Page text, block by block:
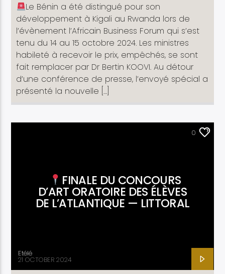
Le Bénin a été distingué pour son
développement à Kigali au Rwanda lors de
l’évènement l’Africain Business Forum qui s’est
tenu du 14 au 15 octobre 2024. Les ministres
habileté à recevoir le prix, empêchés, se sont
fait remplacer par Dr Bertin KOOVI. Au détour
d’une conférence de presse, l’envoyé spécial a
présenté la nouvelle […]
0
FINALE DU CONCOURS
D’ART ORATOIRE DES ÉLÈVES
DE L’ATLANTIQUE — LITTORAL
Etélé
21 OCTOBER 2024